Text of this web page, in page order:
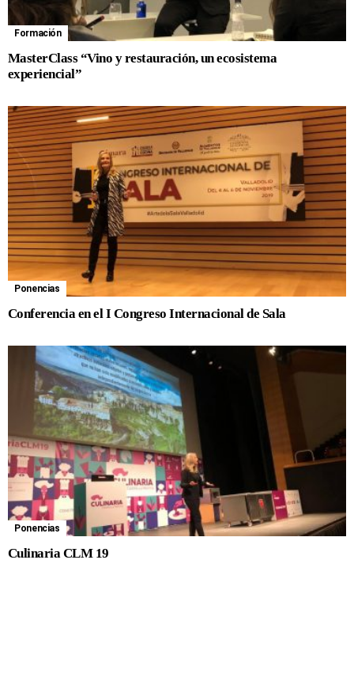
Formación
MasterClass “Vino y restauración, un ecosistema
experiencial”
Ponencias
Conferencia en el I Congreso Internacional de Sala
Ponencias
Culinaria CLM 19